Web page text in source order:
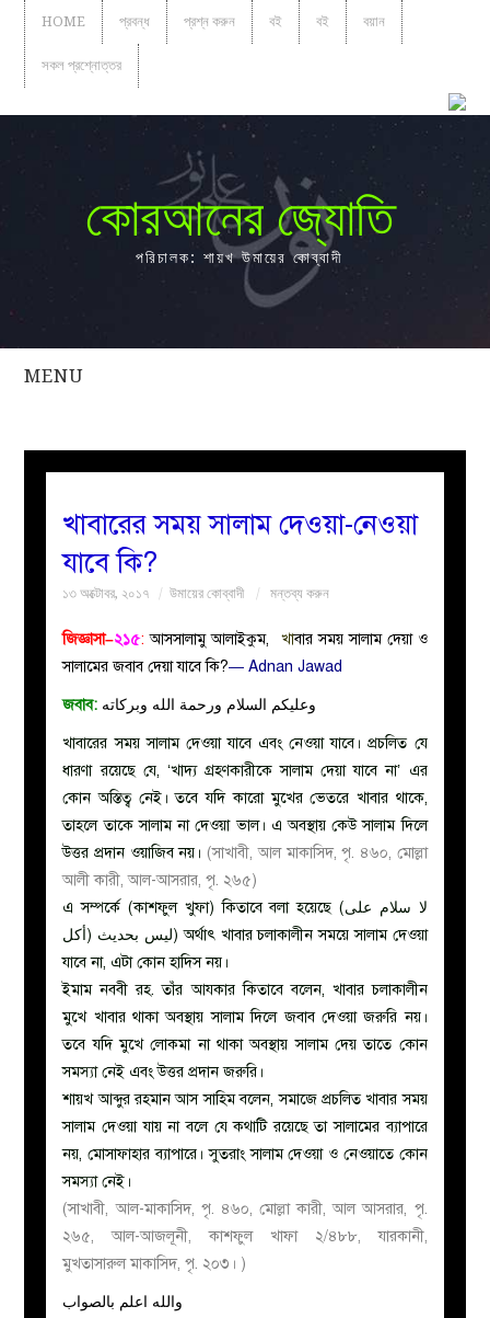
HOME প্রবন্ধ প্রশ্ন করুন বই বই বয়ান
সকল প্রশ্নোত্তর
কোরআনের জ্যোতি
পরিচালক: শায়খ উমায়ের কোব্বাদী
MENU
সকল
নারীদের
ইসলাহী
মজলিস
প্রশ্ন
করুন
খাবারের সময় সালাম দেওয়া-নেওয়া
যাবে কি?
১৩ অক্টোবর, ২০১৭ উমায়ের কোব্বাদী মন্তব্য করুন
জিজ্ঞাসা–২১৫: আসসালামু আলাইকুম, খাবার সময় সালাম দেয়া ও
সালামের জবাব দেয়া যাবে কি?— Adnan Jawad
জবাব: وعليكم السلام ورحمة الله وبركاته
খাবারের সময় সালাম দেওয়া যাবে এবং নেওয়া যাবে। প্রচলিত যে
ধারণা রয়েছে যে, ‘খাদ্য গ্রহণকারীকে সালাম দেয়া যাবে না’ এর
কোন অস্তিত্ব নেই। তবে যদি কারো মুখের ভেতরে খাবার থাকে,
তাহলে তাকে সালাম না দেওয়া ভাল। এ অবস্থায় কেউ সালাম দিলে
উত্তর প্রদান ওয়াজিব নয়। (সাখাবী, আল মাকাসিদ, পৃ. ৪৬০, মোল্লা
আলী কারী, আল-আসরার, পৃ. ২৬৫)
এ সম্পর্কে (কাশফুল খুফা) কিতাবে বলা হয়েছে (لا سلام على
أكل) ليس بحديث) অর্থাৎ খাবার চলাকালীন সময়ে সালাম দেওয়া
যাবে না, এটা কোন হাদিস নয়।
ইমাম নববী রহ. তাঁর আযকার কিতাবে বলেন, খাবার চলাকালীন
মুখে খাবার থাকা অবস্থায় সালাম দিলে জবাব দেওয়া জরুরি নয়।
তবে যদি মুখে লোকমা না থাকা অবস্থায় সালাম দেয় তাতে কোন
সমস্যা নেই এবং উত্তর প্রদান জরুরি।
শায়খ আব্দুর রহমান আস সাহিম বলেন, সমাজে প্রচলিত খাবার সময়
সালাম দেওয়া যায় না বলে যে কথাটি রয়েছে তা সালামের ব্যাপারে
নয়, মোসাফাহার ব্যাপারে। সুতরাং সালাম দেওয়া ও নেওয়াতে কোন
সমস্যা নেই।
(সাখাবী, আল-মাকাসিদ, পৃ. ৪৬০, মোল্লা কারী, আল আসরার, পৃ.
২৬৫, আল-আজলূনী, কাশফুল খাফা ২/৪৮৮, যারকানী,
মুখতাসারুল মাকাসিদ, পৃ. ২০৩। )
والله اعلم بالصواب